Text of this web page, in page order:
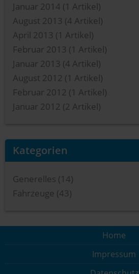
Januar 2014 (1 Artikel)
August 2013 (4 Artikel)
April 2013 (1 Artikel)
Februar 2013 (1 Artikel)
Januar 2013 (4 Artikel)
August 2012 (1 Artikel)
Februar 2012 (1 Artikel)
Januar 2012 (2 Artikel)
Kategorien
Generelles (14)
Fahrzeuge (43)
Home
Impressum